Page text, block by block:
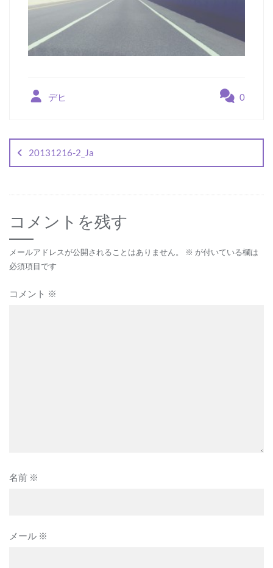
デヒ 0
稿
ナ
ビ
ゲ
ー
シ
ョ
ン
20131216-2_Ja
コメントを残す
メールアドレスが公開されることはありません。 ※ が付いている欄は
必須項目です
コメント ※
名前 ※
メール ※